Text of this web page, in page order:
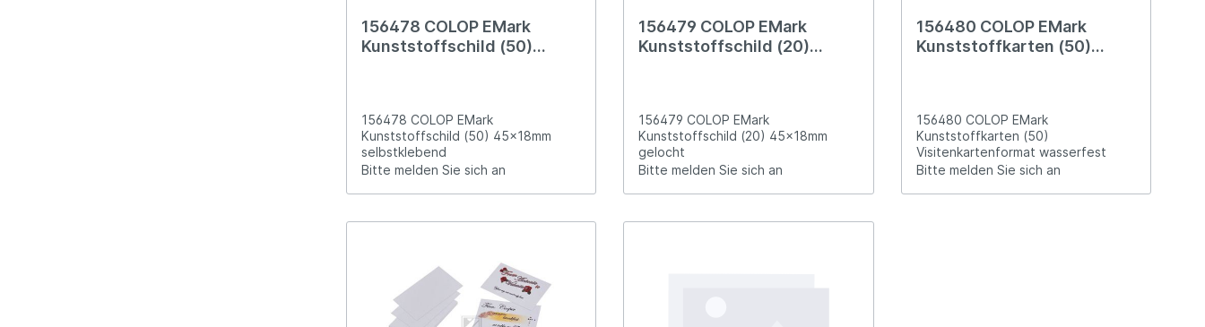
156478 COLOP EMark
Kunststoffschild (50)
156478 COLOP EMark
Kunststoffschild (50) 45x18mm
selbstklebend
Bitte melden Sie sich an
156479 COLOP EMark
Kunststoffschild (20)
156479 COLOP EMark
Kunststoffschild (20) 45x18mm
gelocht
Bitte melden Sie sich an
156480 COLOP EMark
Kunststoffkarten (50)
156480 COLOP EMark
Kunststoffkarten (50)
Visitenkartenformat wasserfest
Bitte melden Sie sich an